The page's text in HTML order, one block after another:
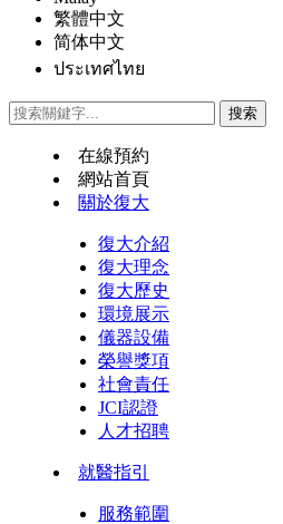
繁體中文
简体中文
ประเทศไทย
在線預約
網站首頁
關於復大
復大介紹
復大理念
復大歷史
環境展示
儀器設備
榮譽獎項
社會責任
JCI認證
人才招聘
就醫指引
服務範圍